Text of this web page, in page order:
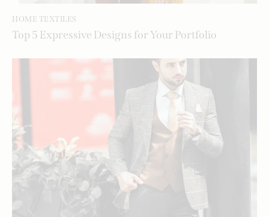
HOME TEXTILES
Top 5 Expressive Designs for Your Portfolio